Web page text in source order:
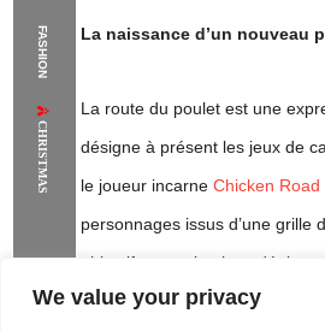
We value your privacy
FASHION
CHRISTMAS
Flawless Festival
La naissance d’un nouveau
La route du poulet est une
désigne à présent les jeux de
le joueur incarneChicken Road
personnages issus d’une grille
objectifs sont simples :
l’aire de jeu, éviter certaines